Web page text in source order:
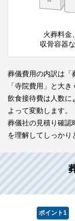
火葬料金、
収骨容器
葬儀費用の内訳は「
「寺院費用」と大
飲食接待費は人数に
よって変動します。
葬儀社の見積り確認
を理解してしっかり
ポイント1